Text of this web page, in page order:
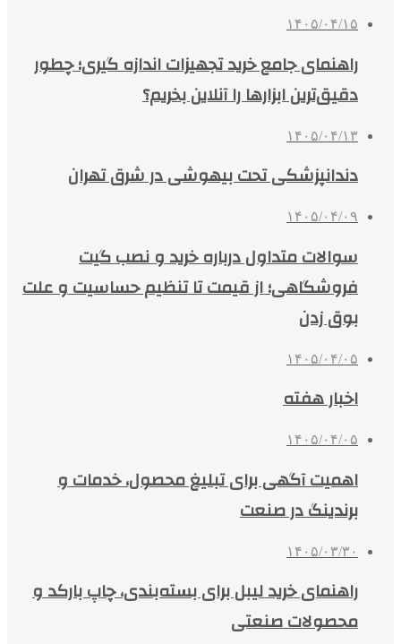
۱۴۰۵/۰۴/۱۵
راهنمای جامع خرید تجهیزات اندازه گیری؛ چطور
دقیق‌ترین ابزارها را آنلاین بخریم؟
۱۴۰۵/۰۴/۱۳
دندانپزشکی تحت بیهوشی در شرق تهران
۱۴۰۵/۰۴/۰۹
سوالات متداول درباره خرید و نصب گیت
فروشگاهی؛ از قیمت تا تنظیم حساسیت و علت
بوق زدن
۱۴۰۵/۰۴/۰۵
اخبار هفته
۱۴۰۵/۰۴/۰۵
اهمیت آگهی برای تبلیغ محصول، خدمات و
برندینگ در صنعت
۱۴۰۵/۰۳/۳۰
راهنمای خرید لیبل برای بسته‌بندی، چاپ بارکد و
محصولات صنعتی